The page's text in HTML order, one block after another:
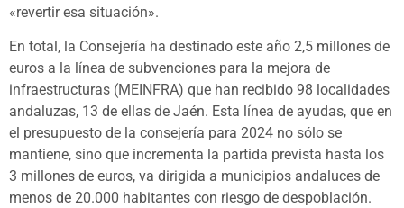
«revertir esa situación».
En total, la Consejería ha destinado este año 2,5 millones de
euros a la línea de subvenciones para la mejora de
infraestructuras (MEINFRA) que han recibido 98 localidades
andaluzas, 13 de ellas de Jaén. Esta línea de ayudas, que en
el presupuesto de la consejería para 2024 no sólo se
mantiene, sino que incrementa la partida prevista hasta los
3 millones de euros, va dirigida a municipios andaluces de
menos de 20.000 habitantes con riesgo de despoblación.